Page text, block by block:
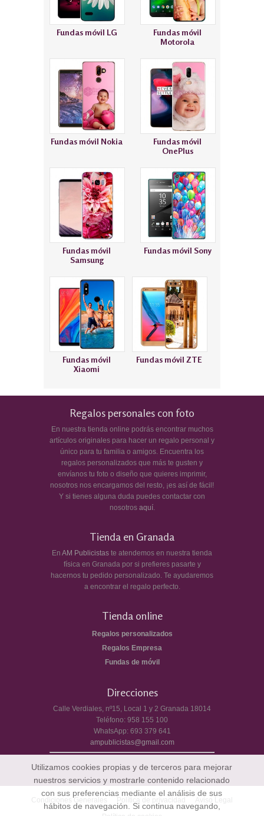
Fundas móvil LG
Fundas móvil
Motorola
Fundas móvil Nokia
Fundas móvil
OnePlus
Fundas móvil
Samsung
Fundas móvil Sony
Fundas móvil
Xiaomi
Fundas móvil ZTE
Regalos personales con foto
En nuestra tienda online podrás encontrar muchos
artículos originales para hacer un regalo personal y
único para tu familia o amigos. Encuentra los
regalos personalizados que más te gusten y
envíanos tu foto o diseño que quieres imprimir,
nosotros nos encargamos del resto, ¡es así de fácil!
Y si tienes alguna duda puedes contactar con
nosotros aquí.
Tienda en Granada
En AM Publicistas te atendemos en nuestra tienda
física en Granada por si prefieres pasarte y
hacernos tu pedido personalizado. Te ayudaremos
a encontrar el regalo perfecto.
Tienda online
Regalos personalizados
Regalos Empresa
Fundas de móvil
Direcciones
Calle Verdiales, nº15, Local 1 y 2 Granada 18014
Teléfono: 958 155 100
WhatsApp: 693 379 641
ampublicistas@gmail.com
Condiciones Generales Política de privacidad
Aviso Legal
Utilizamos cookies propias y de terceros para mejorar
nuestros servicios y mostrarle contenido relacionado
con sus preferencias mediante el análisis de sus
hábitos de navegación. Si continua navegando,